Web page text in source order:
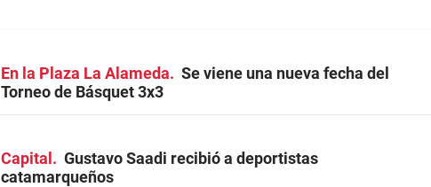
En la Plaza La Alameda
Se viene una nueva fecha del
Torneo de Básquet 3x3
Capital
Gustavo Saadi recibió a deportistas
catamarqueños